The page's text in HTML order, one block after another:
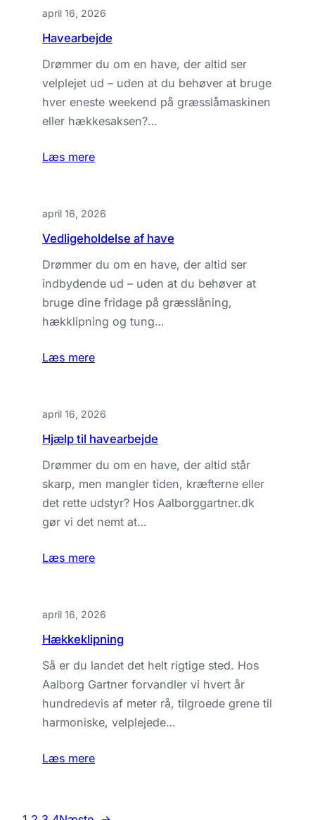
april 16, 2026
Havearbejde
Drømmer du om en have, der altid ser
velplejet ud – uden at du behøver at bruge
hver eneste weekend på græsslåmaskinen
eller hækkesaksen?…
Læs mere
april 16, 2026
Vedligeholdelse af have
Drømmer du om en have, der altid ser
indbydende ud – uden at du behøver at
bruge dine fridage på græsslåning,
hækklipning og tung…
Læs mere
april 16, 2026
Hjælp til havearbejde
Drømmer du om en have, der altid står
skarp, men mangler tiden, kræfterne eller
det rette udstyr? Hos Aalborggartner.dk
gør vi det nemt at…
Læs mere
april 16, 2026
Hækkeklipning
Så er du landet det helt rigtige sted. Hos
Aalborg Gartner forvandler vi hvert år
hundredevis af meter rå, tilgroede grene til
harmoniske, velplejede…
Læs mere